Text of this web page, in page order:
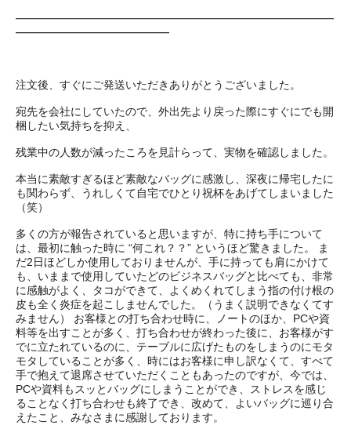
━━━━━━━━━━━━━━━━━━━━━━━━━━━━━
━━━━━━━━━━━━━━
注文後、すぐにご発送いただきありがとうございました。
宛先を会社にしていたので、外出先より戻った際にすぐにでも開
梱したい気持ちを抑え、
残業中の人数が減ったころを見計らって、実物を確認しました。
本当に素敵すぎるほど素敵なバッグに感激し、深夜に帰宅したに
も関わらず、うれしくて自宅でひとり祝杯をあげてしまいました
（笑）
多くの方が報告されていると思いますが、特に持ち手について
は、最初に触った時に “何これ？？” というほど驚きました。 ま
だ2日ほどしか使用しておりませんが、手に持っても肩にかけて
も、いままで使用していたどのビジネスバッグと比べても、非常
に感触がよく、タコができて、よくめくれてしまう指の付け根の
皮も全く炎症を起こしませんでした。（うまく説明できなくてす
みません） お客様との打ち合わせ時に、ノートのほか、PCや資
料等を出すことが多く、打ち合わせが終わった後に、お客様がす
でに立たれているのに、テーブルに広げたものをしまうのにモタ
モタしていることが多く、時にはお客様に申し訳なくて、すべて
手で抱えて退席させていただくこともあったのですが、今では、
PCや資料もスッとバッグにしまうことができ、ストレスを感じ
ることなく打ち合わせも終了でき、改めて、よいバッグに巡り合
えたこと、みなさまに感謝しております。